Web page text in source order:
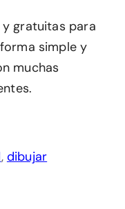
gratuitas para
simple y
muchas
, dibujar